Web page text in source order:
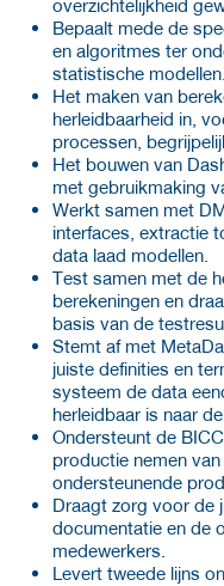
overzichtelijkheid
Bepaalt mede de
en algoritmes ter
statistische modellen.
Het maken van
herleidbaarheid in,
processen,
Het bouwen van
met gebruikmaking
Werkt samen met
interfaces, extractie
data laad modellen.
Test samen met de
berekeningen en
basis van de
Stemt af met
juiste definities en
systeem de data
herleidbaar is naar
Ondersteunt de
productie nemen
ondersteunende
Draagt zorg voor de
documentatie en de
medewerkers.
Levert tweede lijns